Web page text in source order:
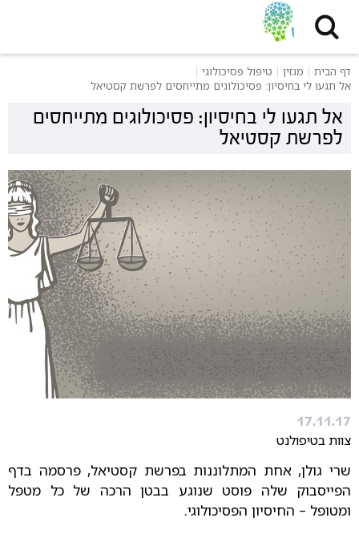
דף הבית מגזין
טיפול פסיכולוגי
אל תגעו לי בחיסיון: פסיכולוגים מתייחסים לפרשת קסטיאל
אל תגעו לי בחיסיון: פסיכולוגים מתייחסים
לפרשת קסטיאל
17.11.17
צוות בטיפולנט
שרי גולן, אחת המתלוננות בפרשת קסטיאל, פרסמה בדף
הפייסבוק שלה פוסט שנוגע בבטן הרכה של כל מטפל
ומטופל – החיסיון הפסיכולוגי.